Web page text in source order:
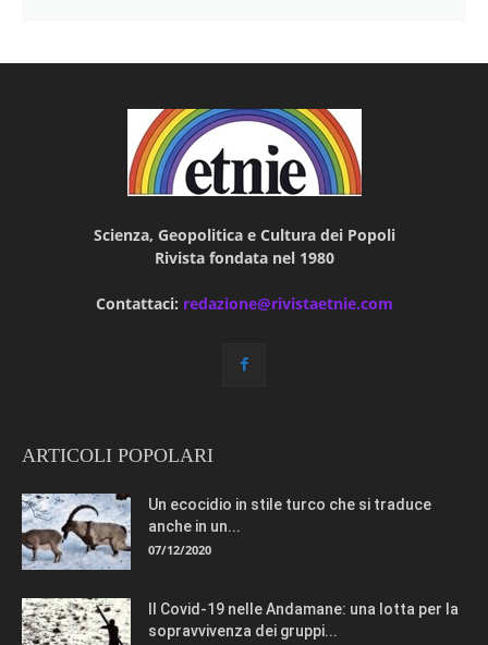
Scienza, Geopolitica e Cultura dei Popoli
Rivista fondata nel 1980
Contattaci: redazione@rivistaetnie.com
ARTICOLI POPOLARI
Un ecocidio in stile turco che si traduce
anche in un...
07/12/2020
Il Covid-19 nelle Andamane: una lotta per la
sopravvivenza dei gruppi...